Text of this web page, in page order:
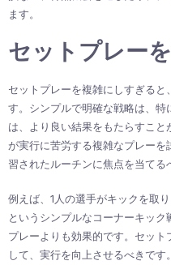
ます。
セットプレー
セットプレーを複雑にしすぎる
す。シンプルで明確な戦略は、
は、より良い結果をもたらすこ
が実行に苦労する複雑なプレー
習されたルーチンに焦点を当てる
例えば、1人の選手がキックを取
というシンプルなコーナーキッ
プレーよりも効果的です。セッ
して、実行を向上させるべきです。